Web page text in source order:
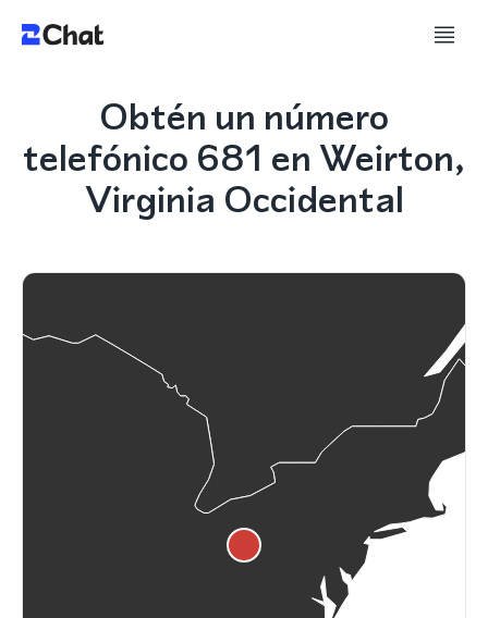
Obtén un número
telefónico 681 en Weirton,
Virginia Occidental